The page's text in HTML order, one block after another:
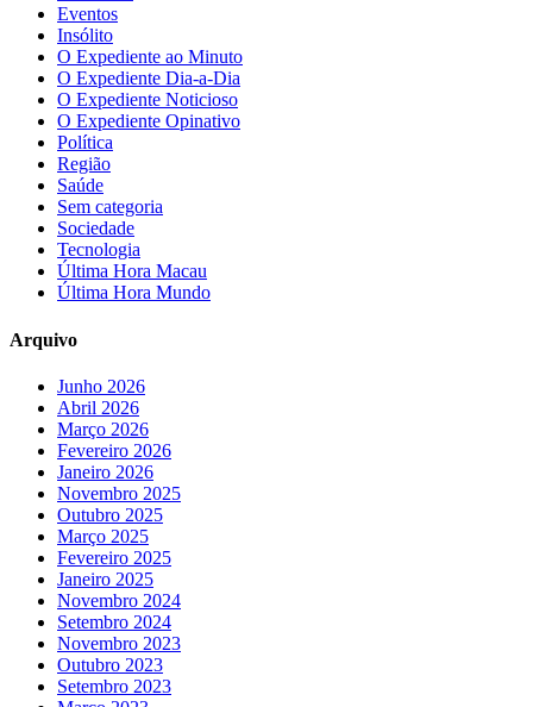
Eventos
Insólito
O Expediente ao Minuto
O Expediente Dia-a-Dia
O Expediente Noticioso
O Expediente Opinativo
Política
Região
Saúde
Sem categoria
Sociedade
Tecnologia
Última Hora Macau
Última Hora Mundo
Arquivo
Junho 2026
Abril 2026
Março 2026
Fevereiro 2026
Janeiro 2026
Novembro 2025
Outubro 2025
Março 2025
Fevereiro 2025
Janeiro 2025
Novembro 2024
Setembro 2024
Novembro 2023
Outubro 2023
Setembro 2023